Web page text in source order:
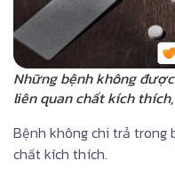
Những bệnh không
liên quan chất kích
Bệnh không chi trả trong
chất kích thích.